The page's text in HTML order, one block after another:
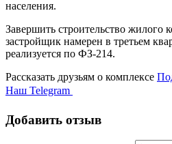
населения.
Завершить строительство жилого
застройщик намерен в третьем
реализуется по ФЗ-214.
Рассказать друзьям о комплексе
Наш Telegram
Добавить отзыв